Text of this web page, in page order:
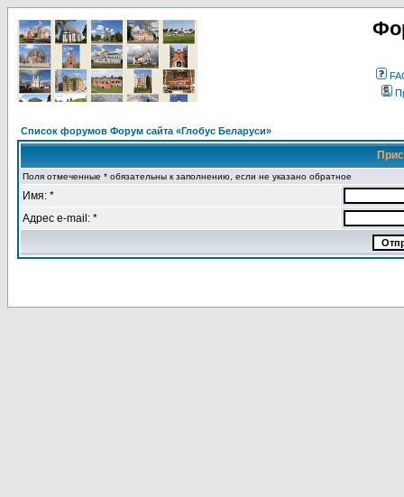
Список форумов Форум сайта «Глобус Беларуси»
Поля отмеченные * обязательны к заполнению, если не указано обратное
Имя: *
Адрес e-mail: *